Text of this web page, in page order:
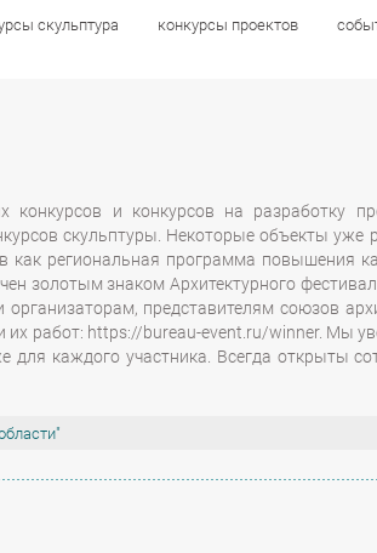
скульптура конкурсы проектов
скульптура конкурсы проектов
и конкурсов на разработку
скульптуры. Некоторые объекты уже
как региональная программа повышения
золотым знаком Архитектурного
представителям союзов
работ: https://bureau-event.ru/winner. Мы
для каждого участника. Всегда открыты